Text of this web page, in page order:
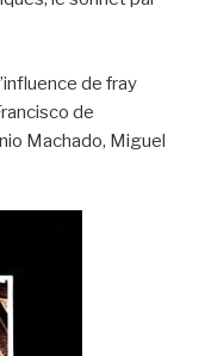
de fray
de
Machado, Miguel